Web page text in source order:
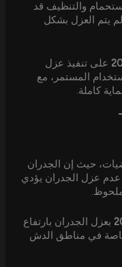
والتنظيف قد
يتم العزل بشكل
على تنفيذ عزل
المستمر، مع
كاملة.
حيث إن الجدران
عدم عزل الجدران يؤدي
بعزل الجدران بارتفاع
في مناطق الدش